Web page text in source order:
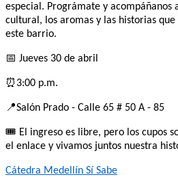
especial. Prográmate y acompáñanos
cultural, los aromas y las historias
este barrio.
📅 Jueves 30 de abril
⏰3:00 p.m.
📍Salón Prado - Calle 65 # 50 A - 85
🎟️ El ingreso es libre, pero los cupos
el enlace y vivamos juntos nuestra
Cátedra Medellín Sí Sabe